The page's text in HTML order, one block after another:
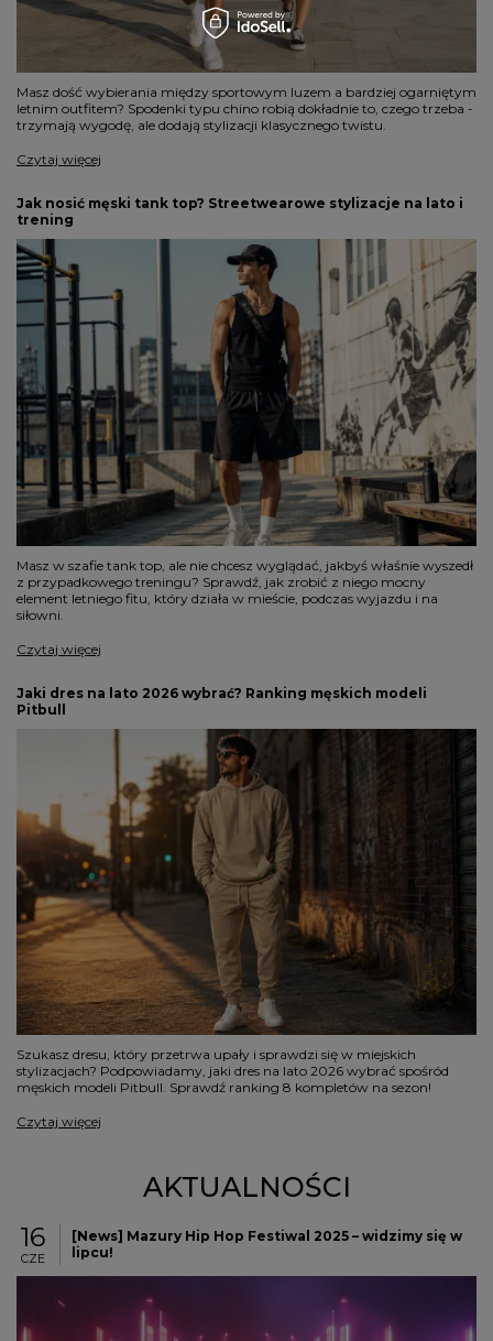
Masz dość wybierania między sportowym luzem a bardziej ogarniętym
letnim outfitem? Spodenki typu chino robią dokładnie to, czego trzeba -
trzymają wygodę, ale dodają stylizacji klasycznego twistu.
Czytaj więcej
Jak nosić męski tank top? Streetwearowe stylizacje na lato i
trening
Masz w szafie tank top, ale nie chcesz wyglądać, jakbyś właśnie wyszedł
z przypadkowego treningu? Sprawdź, jak zrobić z niego mocny
element letniego fitu, który działa w mieście, podczas wyjazdu i na
siłowni.
Czytaj więcej
Jaki dres na lato 2026 wybrać? Ranking męskich modeli
Pitbull
Szukasz dresu, który przetrwa upały i sprawdzi się w miejskich
stylizacjach? Podpowiadamy, jaki dres na lato 2026 wybrać spośród
męskich modeli Pitbull. Sprawdź ranking 8 kompletów na sezon!
Czytaj więcej
AKTUALNOŚCI
16
CZE
[News] Mazury Hip Hop Festiwal 2025 – widzimy się w
lipcu!